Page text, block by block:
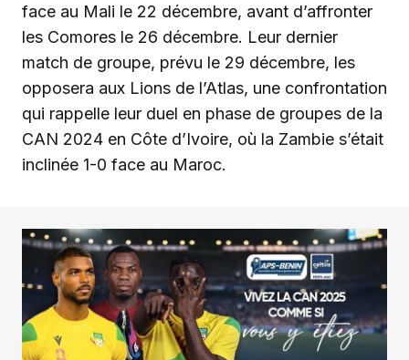
face au Mali le 22 décembre, avant d’affronter
les Comores le 26 décembre. Leur dernier
match de groupe, prévu le 29 décembre, les
opposera aux Lions de l’Atlas, une confrontation
qui rappelle leur duel en phase de groupes de la
CAN 2024 en Côte d’Ivoire, où la Zambie s’était
inclinée 1-0 face au Maroc.